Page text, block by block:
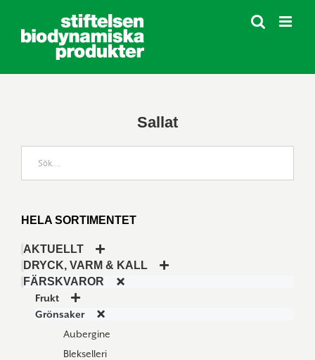
innehållet
Sallat
HELA SORTIMENTET
AKTUELLT
DRYCK, VARM & KALL
FÄRSKVAROR
Frukt
Grönsaker
Aubergine
Blekselleri